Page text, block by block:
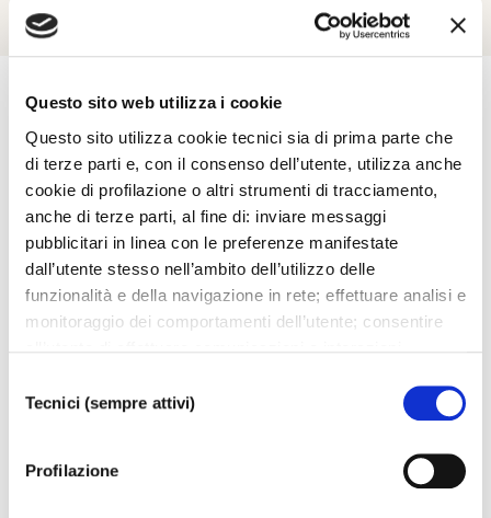
Questo sito web utilizza i cookie
Questo sito utilizza cookie tecnici sia di prima parte che
di terze parti e, con il consenso dell’utente, utilizza anche
cookie di profilazione o altri strumenti di tracciamento,
anche di terze parti, al fine di: inviare messaggi
pubblicitari in linea con le preferenze manifestate
dall’utente stesso nell’ambito dell’utilizzo delle
funzionalità e della navigazione in rete; effettuare analisi e
monitoraggio dei comportamenti dell’utente; consentire
TUTTI”, l’utente acconsente all’uso di tutti i cookie non
tecnici, inclusi quindi quelli di profilazione, analitici e
social. Il consenso è facoltativo e può essere revocato in
qualsiasi momento. Se l’utente desidera modificare le
delTecnici (sempre attivi)
Profilazione
Esplora
Ti potrebbero interessare..